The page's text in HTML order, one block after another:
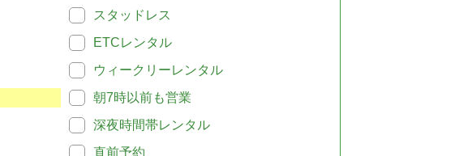
スタッドレス
ETCレンタル
ウィークリーレンタル
朝7時以前も営業
深夜時間帯レンタル
直前予約